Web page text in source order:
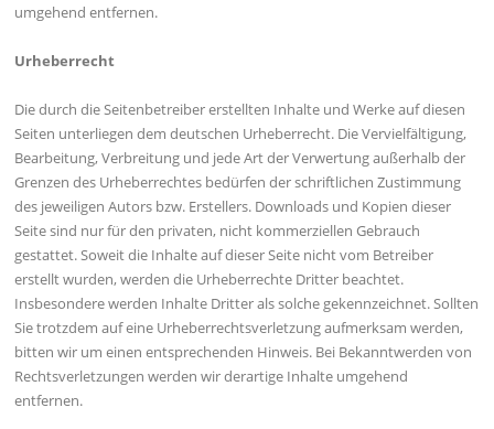
umgehend entfernen.
Urheberrecht
Die durch die Seitenbetreiber erstellten Inhalte und Werke auf diesen
Seiten unterliegen dem deutschen Urheberrecht. Die Vervielfältigung,
Bearbeitung, Verbreitung und jede Art der Verwertung außerhalb der
Grenzen des Urheberrechtes bedürfen der schriftlichen Zustimmung
des jeweiligen Autors bzw. Erstellers. Downloads und Kopien dieser
Seite sind nur für den privaten, nicht kommerziellen Gebrauch
gestattet. Soweit die Inhalte auf dieser Seite nicht vom Betreiber
erstellt wurden, werden die Urheberrechte Dritter beachtet.
Insbesondere werden Inhalte Dritter als solche gekennzeichnet. Sollten
Sie trotzdem auf eine Urheberrechtsverletzung aufmerksam werden,
bitten wir um einen entsprechenden Hinweis. Bei Bekanntwerden von
Rechtsverletzungen werden wir derartige Inhalte umgehend
entfernen.